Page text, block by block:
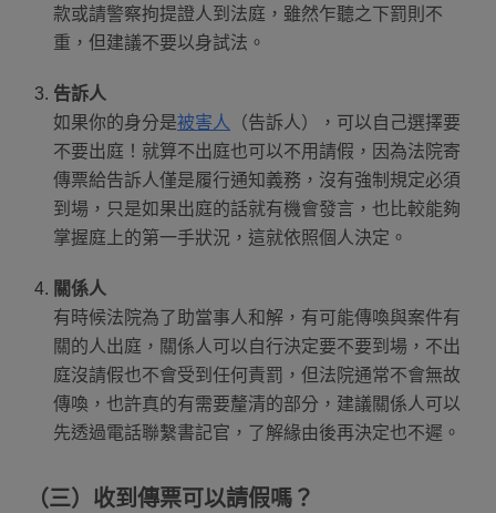
款或請警察拘提證人到法庭，雖然乍聽之下罰則不
重，但建議不要以身試法。
告訴人
如果你的身分是被害人 （告訴人），可以自己選擇要
不要出庭！就算不出庭也可以不用請假，因為法院寄
傳票給告訴人僅是履行通知義務，沒有強制規定必須
到場，只是如果出庭的話就有機會發言，也比較能夠
掌握庭上的第一手狀況，這就依照個人決定。
關係人
有時候法院為了助當事人和解，有可能傳喚與案件有
關的人出庭，關係人可以自行決定要不要到場，不出
庭沒請假也不會受到任何責罰，但法院通常不會無故
傳喚，也許真的有需要釐清的部分，建議關係人可以
先透過電話聯繫書記官，了解緣由後再決定也不遲。
（三）收到傳票可以請假嗎？